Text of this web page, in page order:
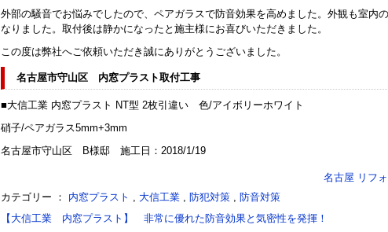
外部の騒音でお悩みでしたので、ペアガラスで防音効果を高めました。外観も室内
なりました。取付後は静かになったと施主様にお喜びいただきました。
この度は弊社へご依頼いただき誠にありがとうございました。
名古屋市守山区 内窓プラスト取付工事
■大信工業 内窓プラスト NT型 2枚引違い 色/アイボリーホワイト
硝子/ペアガラス5mm+3mm
名古屋市守山区 B様邸 施工日：2018/1/19
名古屋 リフ
カテゴリー ： 内窓プラスト , 大信工業 , 防犯対策 , 防音対策
【大信工業 内窓プラスト】 非常に優れた防音効果と気密性を発揮！